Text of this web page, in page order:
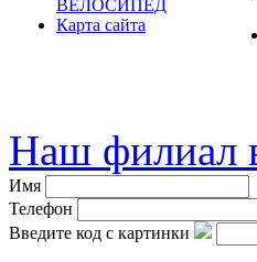
ВЕЛОСИПЕД
Карта сайта
Наш филиал
Имя
Телефон
Введите код с картинки